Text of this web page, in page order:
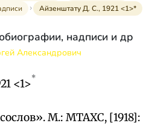
Айзенштату Д. С., 1921 <1>*
надписи и др
Александрович
<1>*
М.: МТАХС, [1918]: